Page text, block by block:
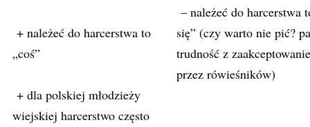
+ należeć do harcerstwa to
„coś”
– należeć do harcerstwa
się” (czy warto nie pić?
trudność z
przez rówieśników)
+ dla polskiej młodzieży
wiejskiej harcerstwo często